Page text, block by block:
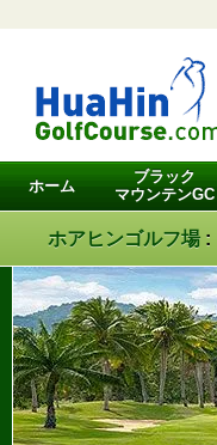
ホーム
ブラック
マウンテンGC
ホアヒンゴルフ場 :